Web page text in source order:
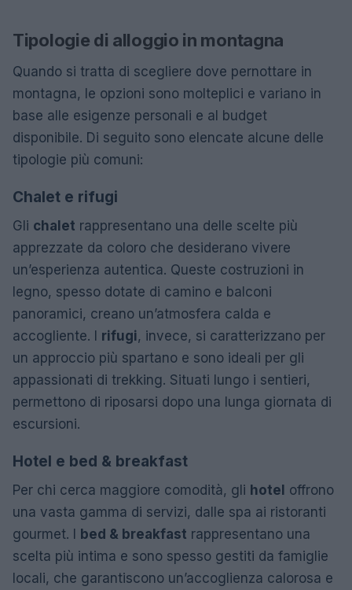
Tipologie di alloggio in montagna
Quando si tratta di scegliere dove pernottare in
montagna, le opzioni sono molteplici e variano in
base alle esigenze personali e al budget
disponibile. Di seguito sono elencate alcune delle
tipologie più comuni:
Chalet e rifugi
Gli chalet rappresentano una delle scelte più
apprezzate da coloro che desiderano vivere
un’esperienza autentica. Queste costruzioni in
legno, spesso dotate di camino e balconi
panoramici, creano un’atmosfera calda e
accogliente. I rifugi, invece, si caratterizzano per
un approccio più spartano e sono ideali per gli
appassionati di trekking. Situati lungo i sentieri,
permettono di riposarsi dopo una lunga giornata di
escursioni.
Hotel e bed & breakfast
Per chi cerca maggiore comodità, gli hotel offrono
una vasta gamma di servizi, dalle spa ai ristoranti
gourmet. I bed & breakfast rappresentano una
scelta più intima e sono spesso gestiti da famiglie
locali, che garantiscono un’accoglienza calorosa e